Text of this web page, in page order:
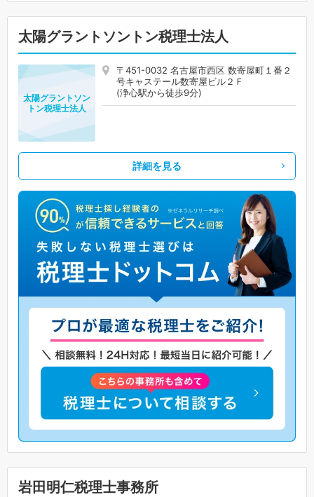
太陽グラントソントン税理士法人
〒451-0032 名古屋市西区 数寄屋町１番２
号キャステール数寄屋ビル２Ｆ
(浄心駅から徒歩9分)
太陽グラントソン
トン税理士法人
詳細を見る
岩田明仁税理士事務所